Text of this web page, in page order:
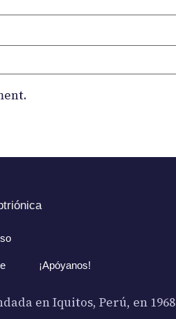
¡Apóyanos!
en Iquitos, Perú, en 1968